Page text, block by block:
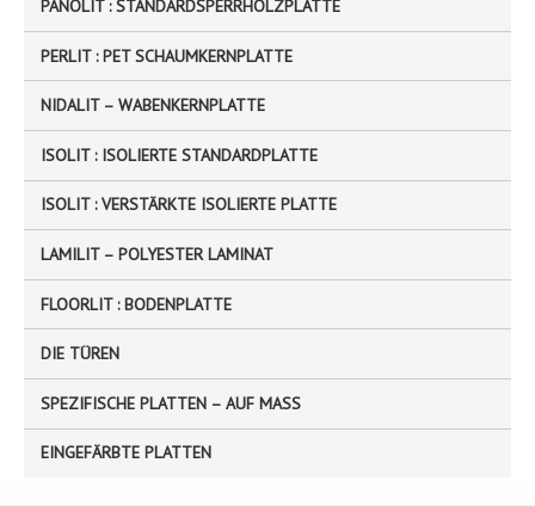
e
PANOLIT : STANDARDSPERRHOLZPLATTE
PERLIT : PET SCHAUMKERNPLATTE
NIDALIT – WABENKERNPLATTE
ISOLIT : ISOLIERTE STANDARDPLATTE
ISOLIT : VERSTÄRKTE ISOLIERTE PLATTE
LAMILIT – POLYESTER LAMINAT
FLOORLIT : BODENPLATTE
DIE TÜREN
SPEZIFISCHE PLATTEN – AUF MASS
EINGEFÄRBTE PLATTEN